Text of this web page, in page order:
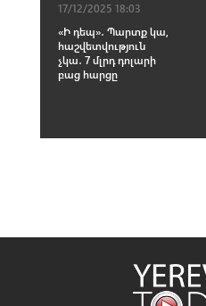
17/12/2025 18:03
«Ի դեպ»․ Պարտք կա,
հաշվետվություն
չկա․ 7 մլրդ դոլարի
բաց հարցը